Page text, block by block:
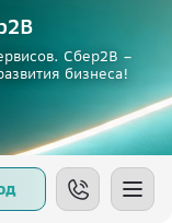
Сбер2В –
бизнеса!